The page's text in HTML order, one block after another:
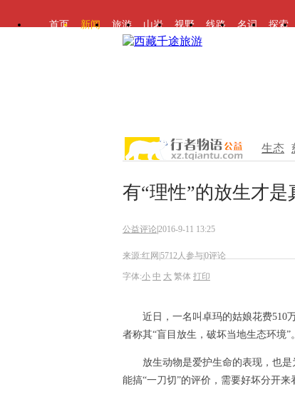
首页 新闻 旅游 山岩 视野 线路 名词 探索
生态
有“理性”的放生才是
公益评论 2016-9-11 13:25
来源:红网 5712人参与0评论
字体:小 中 大 繁体 打印
近日，一名叫卓玛的姑娘花费510万
者称其“盲目放生，破坏当地生态环境
放生动物是爱护生命的表现，也是
能搞“一刀切”的评价，需要好坏分开